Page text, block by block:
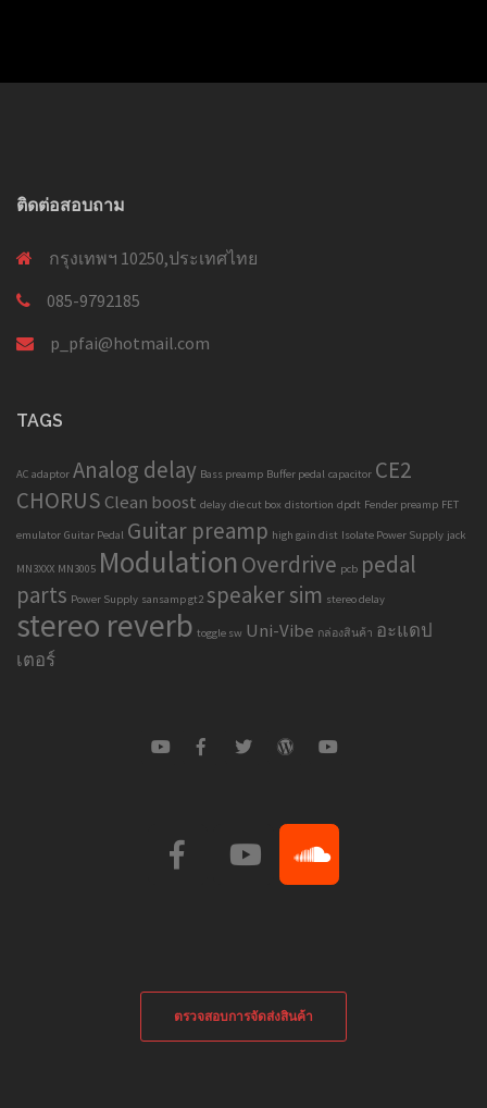
ติดต่อสอบถาม
กรุงเทพฯ 10250,ประเทศไทย
085-9792185
p_pfai@hotmail.com
TAGS
AC adaptor Analog delay Bass preamp Buffer pedal capacitor CE2
CHORUS Clean boost delay die cut box distortion dpdt Fender preamp FET
emulator Guitar Pedal Guitar preamp high gain dist Isolate Power Supply jack
MN3XXX MN3005 ModulationOverdrive pcb pedal
parts Power Supply sansamp gt2 speaker sim stereo delay
stereo reverb toggle sw Uni-Vibe กล่องสินค้า อะแดป
เตอร์
ตรวจสอบการจัดส่งสินค้า